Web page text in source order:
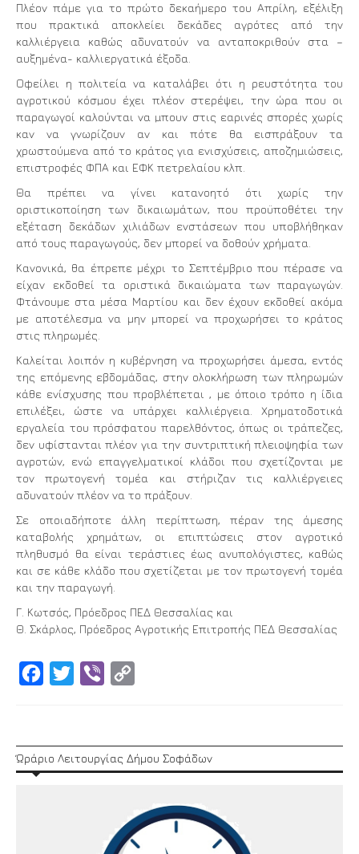
Πλέον πάμε για το πρώτο δεκαήμερο του Απρίλη, εξέλιξη
που πρακτικά αποκλείει δεκάδες αγρότες από την
καλλιέργεια καθώς αδυνατούν να ανταποκριθούν στα –
αυξημένα- καλλιεργατικά έξοδα.
Οφείλει η πολιτεία να καταλάβει ότι η ρευστότητα του
αγροτικού κόσµου έχει πλέον στερέψει, την ώρα που οι
παραγωγοί καλούνται να µπουν στις εαρινές σπορές χωρίς
καν να γνωρίζουν αν και πότε θα εισπράξουν τα
χρωστούµενα από το κράτος για ενισχύσεις, αποζηµιώσεις,
επιστροφές ΦΠΑ και ΕΦΚ πετρελαίου κλπ.
Θα πρέπει να γίνει κατανοητό ότι χωρίς την
οριστικοποίηση των δικαιωμάτων, που προϋποθέτει την
εξέταση δεκάδων χιλιάδων ενστάσεων που υποβλήθηκαν
από τους παραγωγούς, δεν μπορεί να δοθούν χρήματα.
Κανονικά, θα έπρεπε μέχρι το Σεπτέμβριο που πέρασε να
είχαν εκδοθεί τα οριστικά δικαιώματα των παραγωγών.
Φτάνουμε στα μέσα Μαρτίου και δεν έχουν εκδοθεί ακόμα
με αποτέλεσμα να μην μπορεί να προχωρήσει το κράτος
στις πληρωμές.
Καλείται λοιπόν η κυβέρνηση να προχωρήσει άμεσα, εντός
της επόμενης εβδομάδας, στην ολοκλήρωση των πληρωμών
κάθε ενίσχυσης που προβλέπεται , με όποιο τρόπο η ίδια
επιλέξει, ώστε να υπάρχει καλλιέργεια. Χρηματοδοτικά
εργαλεία του πρόσφατου παρελθόντος, όπως οι τράπεζες,
δεν υφίστανται πλέον για την συντριπτική πλειοψηφία των
αγροτών, ενώ επαγγελματικοί κλάδοι που σχετίζονται με
τον πρωτογενή τομέα και στήριζαν τις καλλιέργειες
αδυνατούν πλέον να το πράξουν.
Σε οποιαδήποτε άλλη περίπτωση, πέραν της άμεσης
καταβολής χρημάτων, οι επιπτώσεις στον αγροτικό
πληθυσμό θα είναι τεράστιες έως ανυπολόγιστες, καθώς
και σε κάθε κλάδο που σχετίζεται με τον πρωτογενή τομέα
και την παραγωγή.
Γ. Κωτσός, Πρόεδρος ΠΕΔ Θεσσαλίας και
Θ. Σκάρλος, Πρόεδρος Αγροτικής Επιτροπής ΠΕΔ Θεσσαλίας
Facebook
Twitter Viber
Ώράριο Λειτουργίας Δήμου Σοφάδων